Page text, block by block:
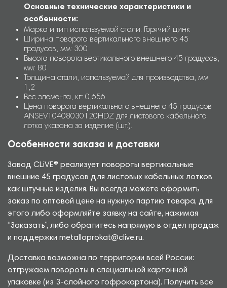
Основные технические характеристики и
особенности:
Марка и тип используемой стали: Горячий цинк
Ширина поворота вертикального внешнего 45
градусов, мм: 300
Высота поворота вертикального внешнего 45 градусов,
мм: 80
Толщина стали, используемой для производства, мм:
1,2
Вес элемента, кг: 0,656
Цена поворота вертикального внешнего 45 градусов
ANSEV10408030120HDZ для листового кабельного
лотка указана за изделие (шт.).
Особенности заказа и доставки
Завод CLiVE® реализует повороты вертикальные
внешние 45 градусов для листовых кабельных лотков
как штучные изделия. Вы всегда можете оформить
заказ по оптовой цене на нужную партию товара, для
этого либо оформляйте заявку на сайте, нажимая
“Заказать”, либо обратитесь напрямую в отдел продаж
и поддержки metalloprokat@clive.ru.
Доставка возможна по территории всей России:
отгружаем повороты в специальной картонной
упаковке (из 3-слойного гофрокартона). Получить все